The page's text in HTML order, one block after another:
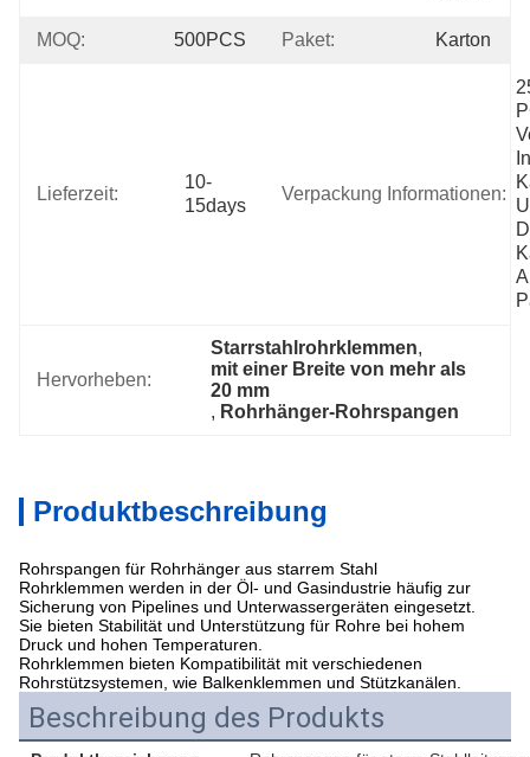
MOQ: 500PCS Paket: Karton
Lieferzeit:
10-
15days
Verpackung Informationen:
Hervorheben:
Starrstahlrohrklemmen,
mit einer Breite von mehr als
20 mm
, Rohrhänger-Rohrspangen
Produktbeschreibung
Rohrspangen für Rohrhänger aus starrem Stahl
Rohrklemmen werden in der Öl- und Gasindustrie häufig zur
Sicherung von Pipelines und Unterwassergeräten eingesetzt.
Sie bieten Stabilität und Unterstützung für Rohre bei hohem
Druck und hohen Temperaturen.
Rohrklemmen bieten Kompatibilität mit verschiedenen
Rohrstützsystemen, wie Balkenklemmen und Stützkanälen.
Beschreibung des Produkts